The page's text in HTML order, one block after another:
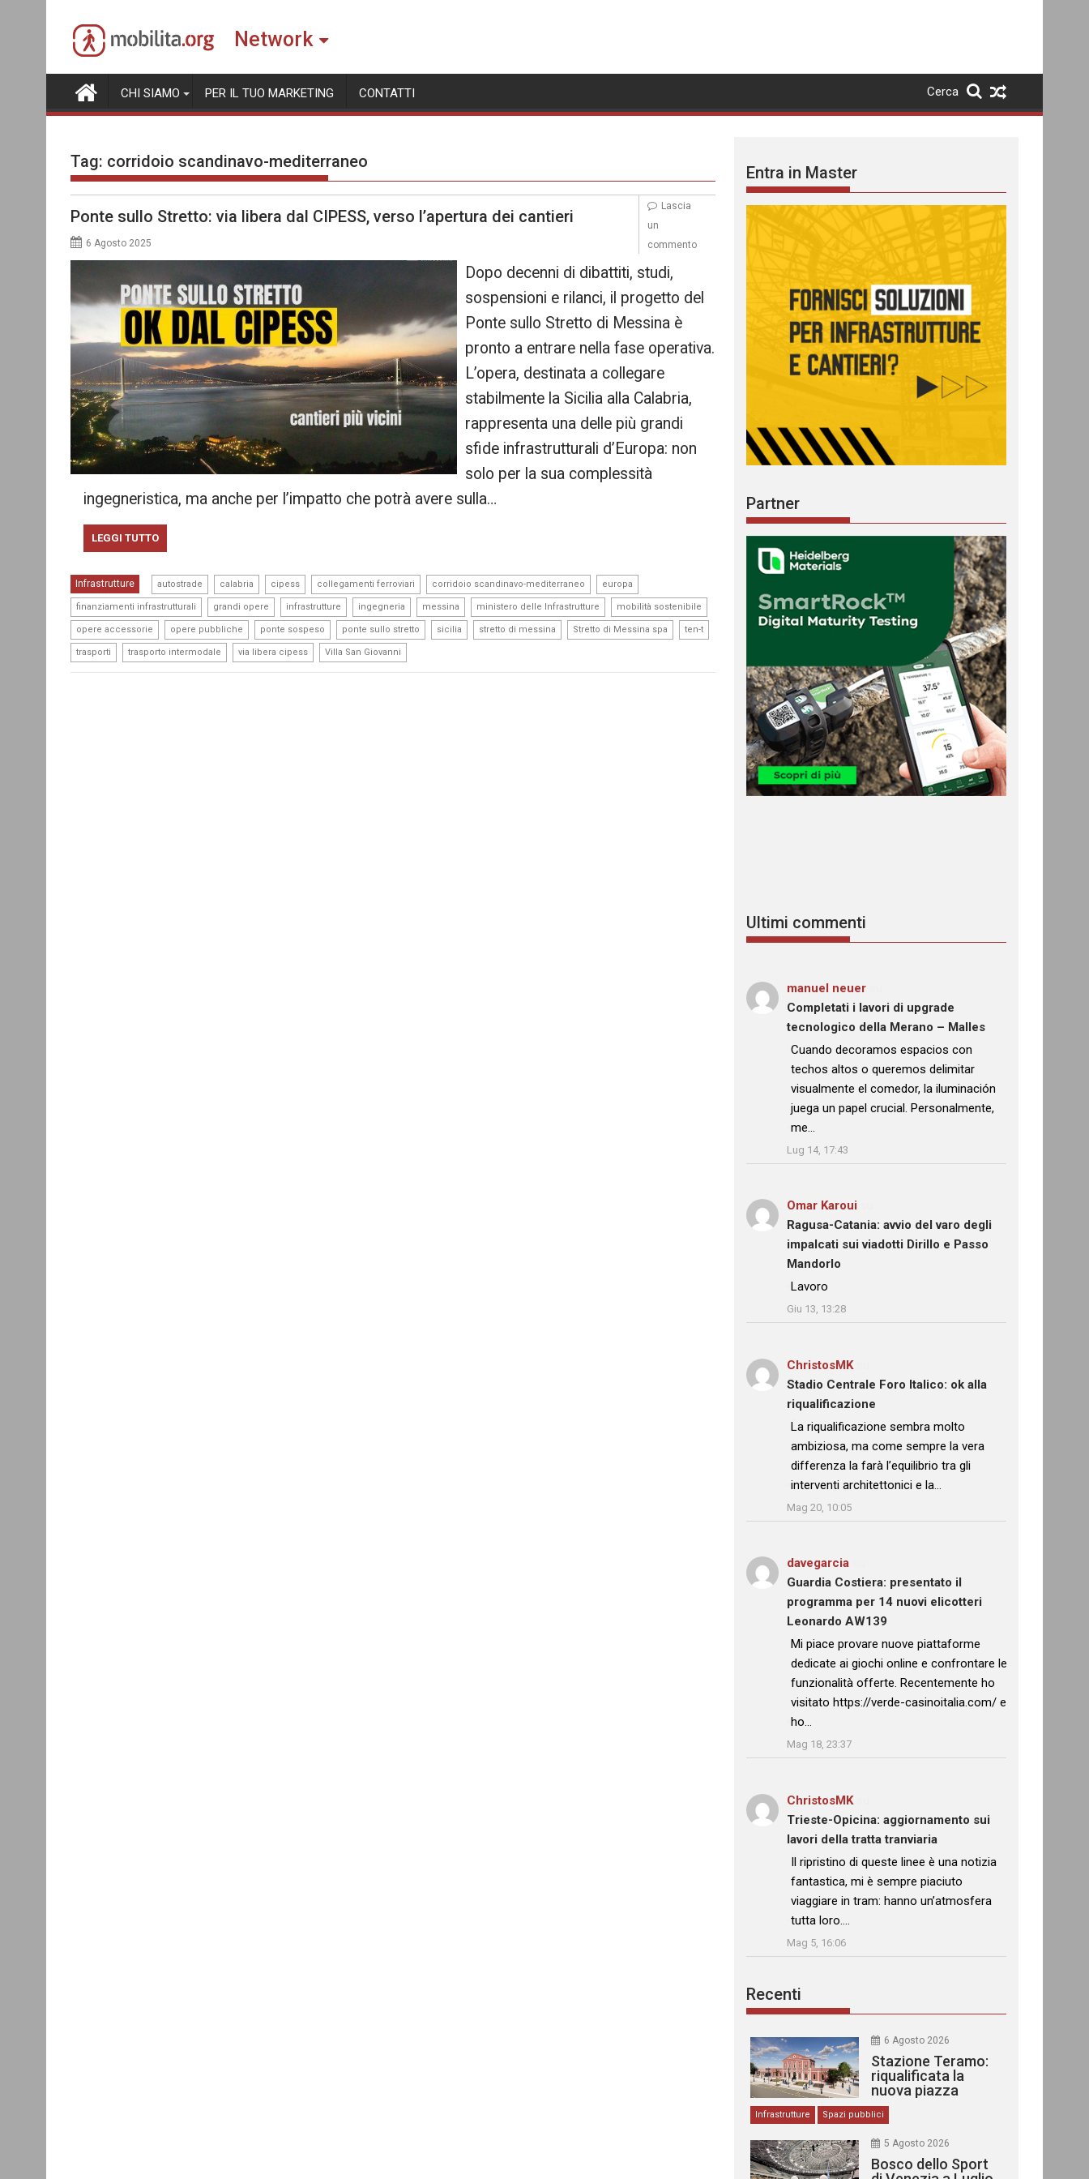
content
Network
CHI SIAMO PER IL TUO MARKETING CONTATTI Cerca
Tag: corridoio scandinavo-mediterraneo
Ponte sullo Stretto: via libera dal CIPESS, verso l’apertura dei cantieri
6 Agosto 2025
Dopo decenni di dibattiti, studi,
sospensioni e rilanci, il progetto del
Ponte sullo Stretto di Messina è
pronto a entrare nella fase operativa.
L’opera, destinata a collegare
stabilmente la Sicilia alla Calabria,
rappresenta una delle più grandi
sfide infrastrutturali d’Europa: non
solo per la sua complessità
ingegneristica, ma anche per l’impatto che potrà avere sulla…
LEGGI TUTTO
Infrastrutture autostrade calabria cipess collegamenti ferroviari corridoio scandinavo-mediterraneo europa
finanziamenti infrastrutturali grandi opere infrastrutture ingegneria messina ministero delle Infrastrutture mobilità sostenibile
opere accessorie opere pubbliche ponte sospeso ponte sullo stretto sicilia stretto di messina Stretto di Messina spa ten-t
trasporti trasporto intermodale via libera cipess Villa San Giovanni
Lascia
un
commento
Entra in Master
Partner
Ultimi commenti
manuel neuer
Completati i lavori di upgrade
tecnologico della Merano – Malles
: “
Cuando decoramos espacios con
techos altos o queremos delimitar
visualmente el comedor, la iluminación
juega un papel crucial. Personalmente,
me…
Lug 14, 17:43
Omar Karoui
Ragusa-Catania: avvio del varo degli
impalcati sui viadotti Dirillo e Passo
Mandorlo
: “Lavoro
Giu 13, 13:28
ChristosMKsu
Stadio Centrale Foro Italico: ok alla
riqualificazione
: “La riqualificazione sembra molto
ambiziosa, ma come sempre la vera
differenza la farà l’equilibrio tra gli
interventi architettonici e la…
Mag 20, 10:05
davegarcia
Guardia Costiera: presentato il
programma per 14 nuovi elicotteri
Leonardo AW139
: “
Mi piace provare nuove piattaforme
dedicate ai giochi online e confrontare le
funzionalità offerte. Recentemente ho
visitato https://verde-casinoitalia.com/ e
ho…
Mag 18, 23:37
ChristosMKsu
Trieste-Opicina: aggiornamento sui
lavori della tratta tranviaria
: “
Il ripristino di queste linee è una notizia
fantastica, mi è sempre piaciuto
viaggiare in tram: hanno un’atmosfera
tutta loro.…
Mag 5, 16:06
Recenti
6 Agosto 2026
Stazione Teramo:
riqualificata la
nuova piazza
urbana
Infrastrutture Spazi pubblici
5 Agosto 2026
Bosco dello Sport